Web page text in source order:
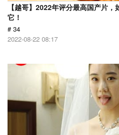
【越哥】2022年评分最高国产片
它！
# 34
2022-08-22 08:17